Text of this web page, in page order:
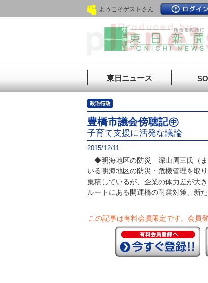
ようこそゲストさん
東日ニュース
豊橋市議会傍聴記㊥
子育て支援に活発な議論
2015/12/11
◆明海地区の防災 深山周三氏（ま
いる明海地区の防災・危機管理を取
集積しているが、企業の体力差が大
ルートにある開運橋の耐震対策、新た
この記事は有料会員限定です。 会員